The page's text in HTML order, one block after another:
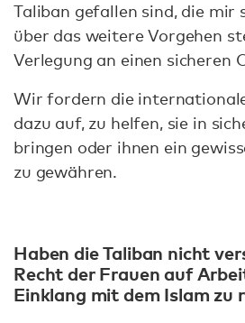
Taliban gefallen sind, die mir
über das weitere Vorgehen
Verlegung an einen sicheren
Wir fordern die
dazu auf, zu helfen, sie in
bringen oder ihnen ein
zu gewähren.
Haben die Taliban nicht
Recht der Frauen auf
Einklang mit dem Islam zu